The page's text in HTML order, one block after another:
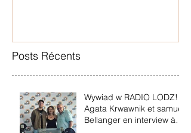
Posts Récents
Wywiad w RADIO LODZ!
Agata Krwawnik et samuel
Bellanger en interview à